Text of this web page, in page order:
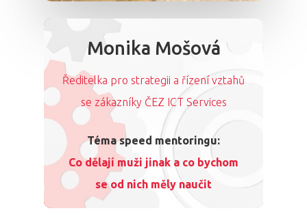
Monika Mošová
Ředitelka pro strategii a řízení vztahů
se zákazníky ČEZ ICT Services
Téma speed mentoringu:
Co dělají muži jinak a co bychom
se od nich měly naučit